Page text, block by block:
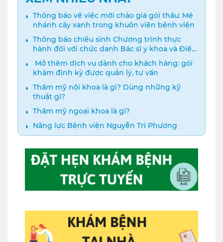
Thông báo về việc mời chào giá gói thầu: Mé
nhánh cây xanh trong khuôn viên bệnh viện
Thông báo chiêu sinh Chương trình thực
hành đối với chức danh Bác sĩ y khoa và Điều
dưỡng năm 2024
️ Mở thêm dịch vụ dành cho khách hàng: gói
khám định kỳ được quản lý, tư vấn
Thẩm mỹ nội khoa là gì? Dùng những kỹ
thuật gì?
Thẩm mỹ ngoại khoa là gì?
Năng lực Bệnh viện Nguyễn Tri Phương